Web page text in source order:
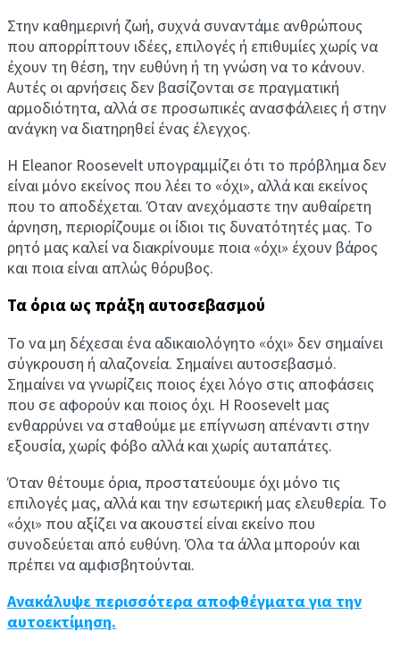
Στην καθημερινή ζωή, συχνά συναντάμε ανθρώπους
που απορρίπτουν ιδέες, επιλογές ή επιθυμίες χωρίς να
έχουν τη θέση, την ευθύνη ή τη γνώση να το κάνουν.
Αυτές οι αρνήσεις δεν βασίζονται σε πραγματική
αρμοδιότητα, αλλά σε προσωπικές ανασφάλειες ή στην
ανάγκη να διατηρηθεί ένας έλεγχος.
Η Eleanor Roosevelt υπογραμμίζει ότι το πρόβλημα δεν
είναι μόνο εκείνος που λέει το «όχι», αλλά και εκείνος
που το αποδέχεται. Όταν ανεχόμαστε την αυθαίρετη
άρνηση, περιορίζουμε οι ίδιοι τις δυνατότητές μας. Το
ρητό μας καλεί να διακρίνουμε ποια «όχι» έχουν βάρος
και ποια είναι απλώς θόρυβος.
Τα όρια ως πράξη αυτοσεβασμού
Το να μη δέχεσαι ένα αδικαιολόγητο «όχι» δεν σημαίνει
σύγκρουση ή αλαζονεία. Σημαίνει αυτοσεβασμό.
Σημαίνει να γνωρίζεις ποιος έχει λόγο στις αποφάσεις
που σε αφορούν και ποιος όχι. Η Roosevelt μας
ενθαρρύνει να σταθούμε με επίγνωση απέναντι στην
εξουσία, χωρίς φόβο αλλά και χωρίς αυταπάτες.
Όταν θέτουμε όρια, προστατεύουμε όχι μόνο τις
επιλογές μας, αλλά και την εσωτερική μας ελευθερία. Το
«όχι» που αξίζει να ακουστεί είναι εκείνο που
συνοδεύεται από ευθύνη. Όλα τα άλλα μπορούν και
πρέπει να αμφισβητούνται.
Ανακάλυψε περισσότερα αποφθέγματα για την
αυτοεκτίμηση.